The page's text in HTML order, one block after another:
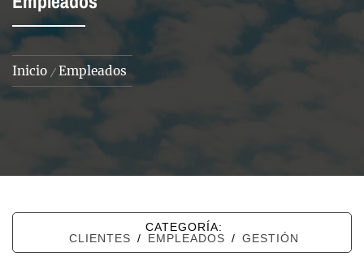
Inicio Empleados
CATEGORÍA:
CLIENTES / EMPLEADOS / GESTIÓN